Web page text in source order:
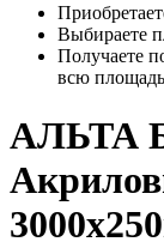
Выбираете
Получаете
всю
АЛЬТА